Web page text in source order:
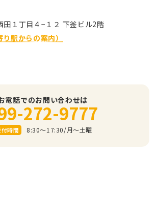
⽥１丁⽬４−１２ 下釜ビル2階
駅からの案内）
電話でのお問い合わせは
272-9777
付時間 8:30～17:30/⽉〜⼟曜